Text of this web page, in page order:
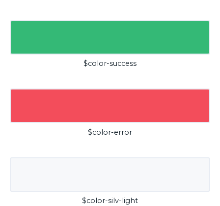
$color-success
$color-error
$color-silv-light